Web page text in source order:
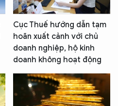
Cục Thuế hướng dẫn tạm
hoãn xuất cảnh với chủ
doanh nghiệp, hộ kinh
doanh không hoạt động